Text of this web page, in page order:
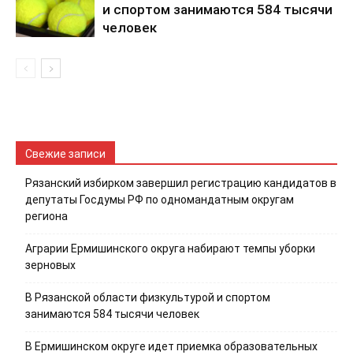
и спортом занимаются 584 тысячи
человек
Свежие записи
Рязанский избирком завершил регистрацию кандидатов в
депутаты Госдумы РФ по одномандатным округам
региона
Аграрии Ермишинского округа набирают темпы уборки
зерновых
В Рязанской области физкультурой и спортом
занимаются 584 тысячи человек
В Ермишинском округе идет приемка образовательных